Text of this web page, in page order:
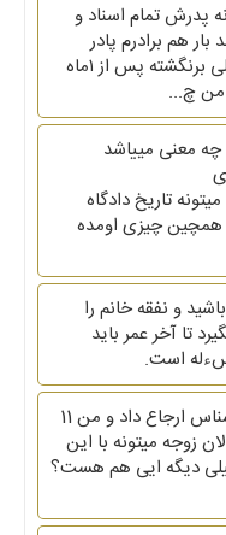
خونه پدرش تمام اسناد و
هم برادرم پادر
میانی کرده که برگرده صحبت کنیم ولی برنگشته پس از ۱ماه
چه معنی مییاشد
شاکی میتونه تاریخ دادگاه
چیزی اومده
و نفقه خانم را
تا آخر عمر باید
است.
سلام.قاضی برای نفقه معوقه به کارشناس ارجاع داد و من 11
زوجه میتونه با این
دیگه ایی هم هست؟